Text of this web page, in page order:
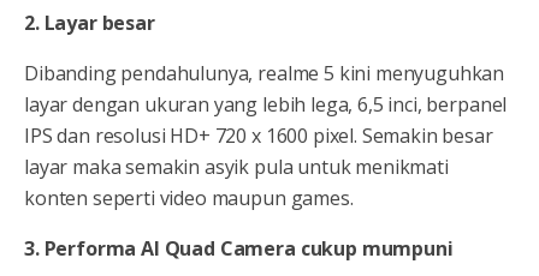
2. Layar besar
Dibanding pendahulunya, realme 5 kini menyuguhkan
layar dengan ukuran yang lebih lega, 6,5 inci, berpanel
IPS dan resolusi HD+ 720 x 1600 pixel. Semakin besar
layar maka semakin asyik pula untuk menikmati
konten seperti video maupun games.
3. Performa AI Quad Camera cukup mumpuni